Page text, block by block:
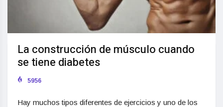
La construcción de músculo cuando
se tiene diabetes
5956
Hay muchos tipos diferentes de ejercicios y uno de los